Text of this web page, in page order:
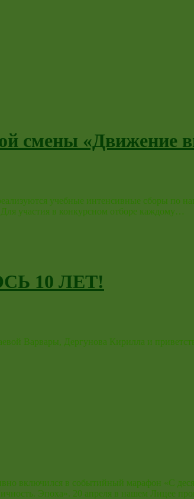
смены «Движение
учебные интенсивные сборы по
участия в конкурсном отборе каждому…
10 ЛЕТ!
Варвары, Дергунова Кирилла и
включился в событийный марафон «С
Эпоха». 20 апреля в нашем Лицее